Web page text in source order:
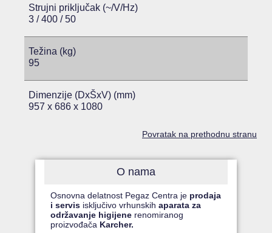
Strujni priključak (~/V/Hz)
3 / 400 / 50
Težina (kg)
95
Dimenzije (DxŠxV) (mm)
957 x 686 x 1080
Povratak na prethodnu stranu
O nama
Osnovna delatnost Pegaz Centra je prodaja
i servis isključivo vrhunskihaparata za
održavanje higijene renomiranog
proizvođača Karcher.